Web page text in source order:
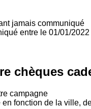
jamais communiqué
entre le 01/01/
chèques
campagne
fonction de la ville,